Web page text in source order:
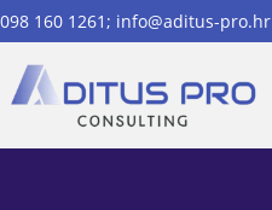
098 160 1261; info@aditus-pro.hr